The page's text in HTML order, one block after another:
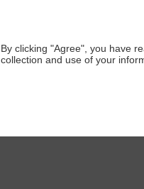
By clicking "Agree", you have
collection and use of your